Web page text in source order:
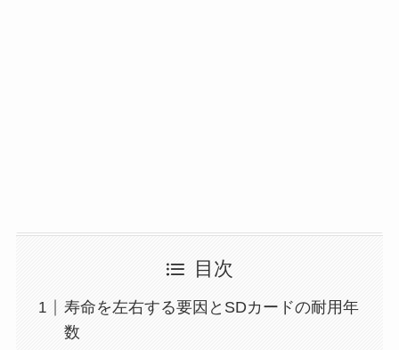
目次
寿命を左右する要因とSDカードの耐用年
数